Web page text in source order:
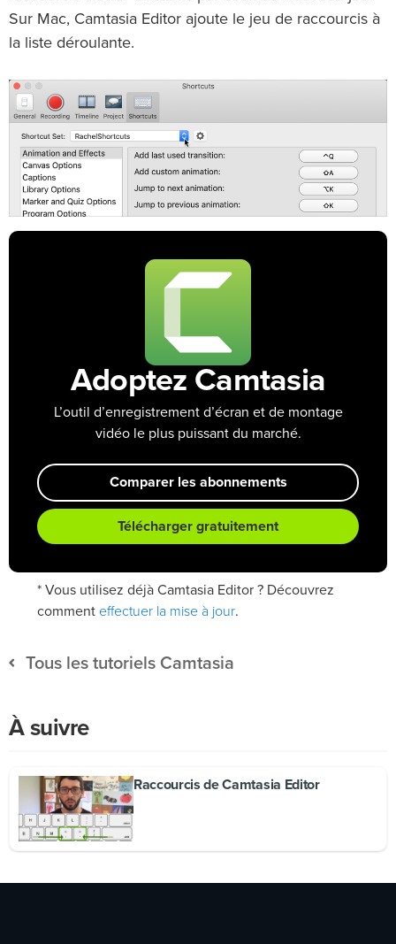
Sur Mac, Camtasia Editor ajoute le jeu de raccourcis à
la liste déroulante.
Adoptez Camtasia
L’outil d’enregistrement d’écran et de montage
vidéo le plus puissant du marché.
Comparer les abonnements
Télécharger gratuitement
* Vous utilisez déjà Camtasia Editor ? Découvrez
comment effectuer la mise à jour.
Tous les tutoriels Camtasia
À suivre
Raccourcis de Camtasia Editor